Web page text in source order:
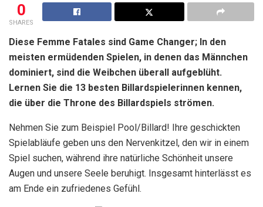
0
SHARES
Diese Femme Fatales sind Game Changer; In den
meisten ermüdenden Spielen, in denen das Männchen
dominiert, sind die Weibchen überall aufgeblüht.
Lernen Sie die 13 besten Billardspielerinnen kennen,
die über die Throne des Billardspiels strömen.
Nehmen Sie zum Beispiel Pool/Billard! Ihre geschickten
Spielabläufe geben uns den Nervenkitzel, den wir in einem
Spiel suchen, während ihre natürliche Schönheit unsere
Augen und unsere Seele beruhigt. Insgesamt hinterlässt es
am Ende ein zufriedenes Gefühl.